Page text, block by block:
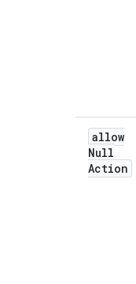
allow
Null
Action